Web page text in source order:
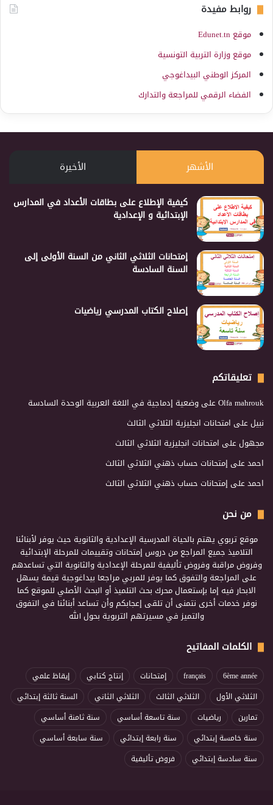
روابط مفيدة
موقع Edunet.tn
موقع وزارة التربية التونسية
المركز الوطني البيداغوجي
الفضاء الرقمي للمراجعة والتدارك
الأشهر الأخيرة
كيفية الإطلاع على بطاقات الأعداد في المدارس
الإبتدائية و الإعدادية
إمتحانات الثلاثي الثاني من السنة الأولى إلى
السنة السادسة
إصلاح الكتاب المدرسي رياضيات
تعليقاتكم
Olfa mahroukعلى وضعية إدماجية في اللغة العربية الوحدة السادسة
نبيلعلى امتحانات انجليزية الثلاثي الثالث
مجهولعلى امتحانات انجليزية الثلاثي الثالث
احمدعلى إمتحانات حساب ذهني الثلاثي الثالث
احمدعلى إمتحانات حساب ذهني الثلاثي الثالث
من نحن
موقع تربوي يهتم بالحياة المدرسية الإعدادية والثانوية حيث يوفر لأبنائنا
التلاميذ جميع المراجع من دروس إمتحانات وتقييمات للمرحلة الإبتدائية
وفروض مراقبة وفروض تأليفية للمرحلة الإعدادية والثانوية التي تساعدهم
على المراجعة والتفوق كما يوفر للمربي مراجعا بيداغوجية قيمة يسهل
الابحار فيه إما بإستعمال محرك بحث التلميذ أو البحث الأصلي للموقع كما
نوفر خدمات أخرى نتمنى أن تلقى إعجابكم وأن تساعد أبنائنا في التفوق
والتميز في مسيرتهم التربوية بحول الله
الكلمات المفاتيح
6ème année
français إمتحانات إنتاج كتابي
إيقاظ علمي
الثلاثي الأول
الثلاثي الثالث الثلاثي الثاني
السنة ثالثة إبتدائي
تمارين
رياضيات سنة تاسعة أساسي
سنة ثامنة أساسي
سنة خامسة إبتدائي
سنة رابعة إبتدائي
سنة سابعة أساسي
سنة سادسة إبتدائي
فروض تأليفية